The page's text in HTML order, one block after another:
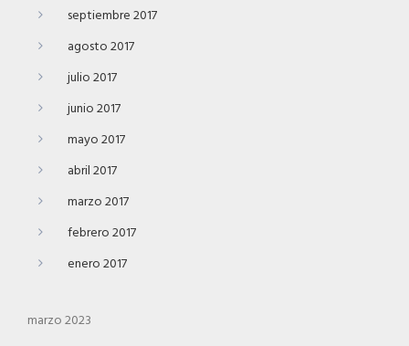
septiembre 2017
agosto 2017
julio 2017
junio 2017
mayo 2017
abril 2017
marzo 2017
febrero 2017
enero 2017
marzo 2023